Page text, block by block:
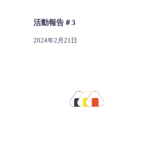
活動報告＃3
2024年2月21日